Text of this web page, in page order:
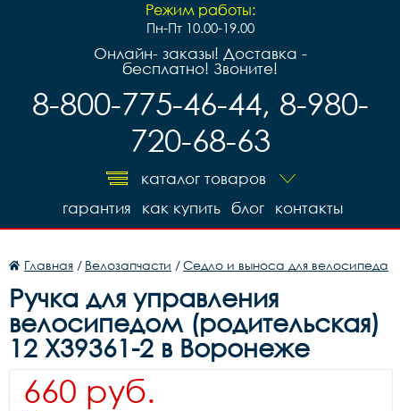
Режим работы:
Пн-Пт 10.00-19.00
Онлайн- заказы! Доставка -
бесплатно! Звоните!
8-800-775-46-44, 8-980-
720-68-63
каталог товаров
контакты
блог
как купить
гарантия
Главная / Велозапчасти /Седло и выноса для велосипеда
Ручка для управления
велосипедом (родительская)
12 X39361-2 в Воронеже
660 руб.